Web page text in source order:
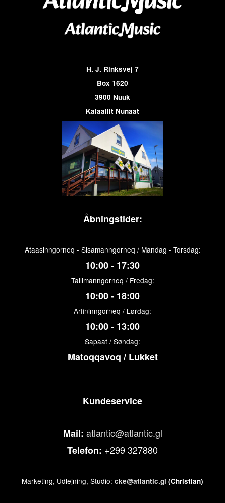
H. J. Rinksvej 7
Box 1620
3900 Nuuk
Kalaallit Nunaat
Åbningstider:
Ataasinngorneq - Sisamanngorneq / Mandag - Torsdag:
10:00 - 17:30
Tallimanngorneq / Fredag:
10:00 - 18:00
Arfininngorneq / Lørdag:
10:00 - 13:00
Sapaat / Søndag:
Matoqqavoq / Lukket
Kundeservice
Mail: atlantic@atlantic.gl
Telefon: +299 327880
Marketing, Udlejning, Studio: cke@atlantic.gl (Christian)